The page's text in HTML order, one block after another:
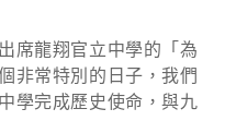
龍翔官立中學的「為
非常特別的日子，我們
學完成歷史使命，與九